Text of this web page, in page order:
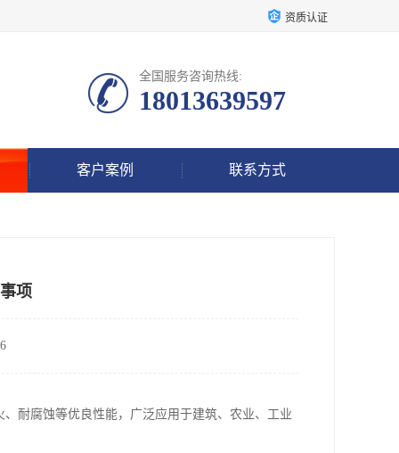
资质认证
全国服务咨询热线:
18013639597
客户案例 联系方式
项
耐腐蚀等优良性能，广泛应用于建筑、农业、工业